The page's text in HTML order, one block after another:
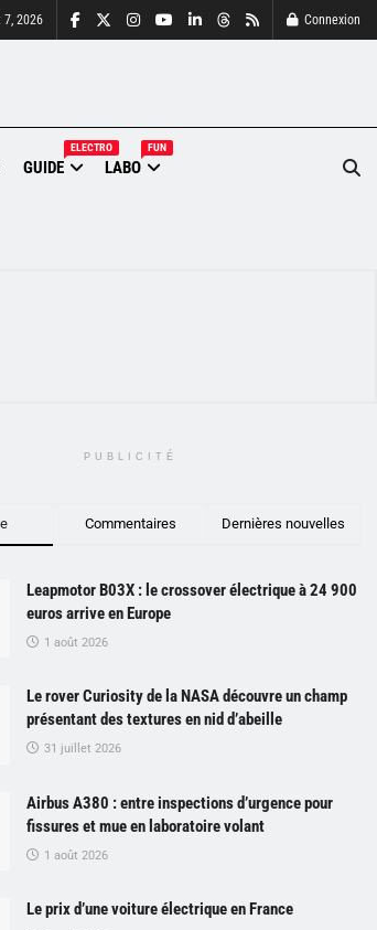
7, 2026 Connexion
GUIDE
ELECTRO
LABO
FUN
PUBLICITÉ
Commentaires Dernières nouvelles
Leapmotor B03X : le crossover électrique à 24 900
euros arrive en Europe
1 août 2026
Le rover Curiosity de la NASA découvre un champ
présentant des textures en nid d’abeille
31 juillet 2026
Airbus A380 : entre inspections d’urgence pour
fissures et mue en laboratoire volant
1 août 2026
Le prix d’une voiture électrique en France